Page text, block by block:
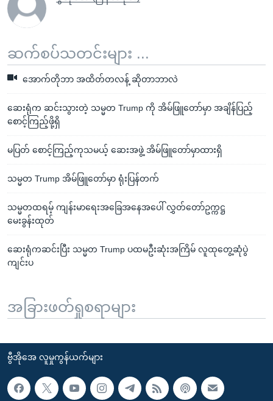
ဆက်စပ်သတင်းများ ...
အောက်တိုဘာ အထိတ်တလန့် ဆိုတာဘာလဲ
ဆေးရုံက ဆင်းသွားတဲ့ သမ္မတ Trump ကို အိမ်ဖြူတော်မှာ အချိန်ပြည့်
စောင့်ကြည့်ဖို့ရှိ
မပြတ် စောင့်ကြည့်ကုသမယ့် ဆေးအဖွဲ့ အိမ်ဖြူတော်မှာထားရှိ
သမ္မတ Trump အိမ်ဖြူတော်မှာ ရုံးပြန်တက်
သမ္မတထရမ့် ကျန်းမာရေးအခြေအနေအပေါ် လွှတ်တော်ဥက္ကဋ္ဌ
မေးခွန်းထုတ်
ဆေးရုံကဆင်းပြီး သမ္မတ Trump ပထမဦးဆုံးအကြိမ် လူထုတွေ့ဆုံပွဲ
ကျင်းပ
အခြားဖတ်ရှုစရာများ
ဗွီအိုအေ လူမှုကွန်ယက်များ